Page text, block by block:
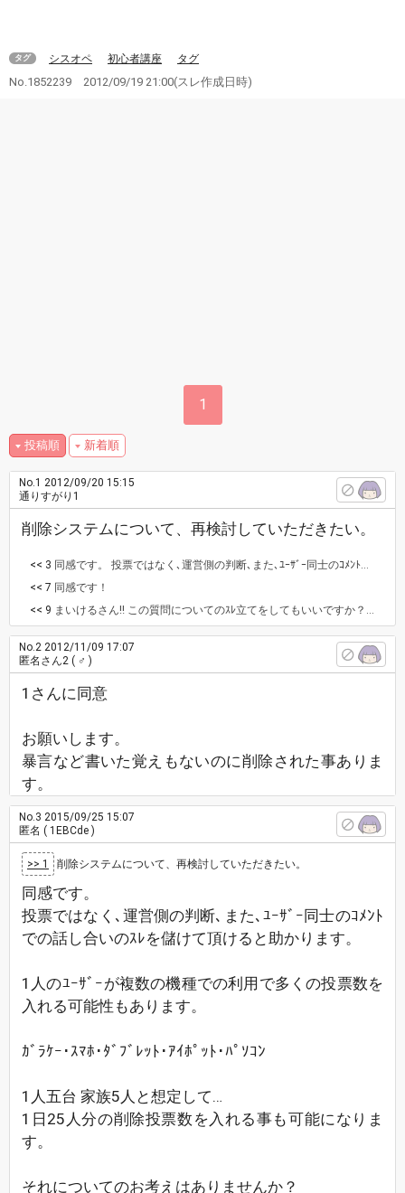
タグ シスオペ 初心者講座 タグ
No.1852239 2012/09/19 21:00(スレ作成日時)
1
投稿順 新着順
No.1 2012/09/20 15:15
通りすがり1
削除システムについて、再検討していただきたい。
<< 3 同感です。 投票ではなく､運営側の判断､また､ﾕｰｻﾞｰ同士のｺﾒﾝﾄでの話し合いのｽﾚを儲けて頂けると助かります。 1人のﾕｰｻﾞｰが複数の機種での利用で多くの投票数を入れる可能性もあります。 ｶﾞﾗｹｰ･ｽﾏﾎ･ﾀﾞﾌﾞﾚｯﾄ･ｱｲﾎﾟｯﾄ･ﾊﾟｿｺﾝ 1人五台 家族5人と想定して… 1日25人分の削除投票数を入れる事も可能になります。 それについてのお考えはありませんか？
<< 7 同感です！
<< 9 まいけるさん‼ この質問についてのｽﾚ立てをしてもいいですか？ もしくは署名で要望ｽﾚ立てをしてもいいですか？ ⤴後者の質問はﾍﾟﾅﾙﾃｨになってしまいますか？ 実行する前に教えて下さると助かります‼
No.2 2012/11/09 17:07
匿名さん2 ( ♂ )
1さんに同意
お願いします。
暴言など書いた覚えもないのに削除された事ありま
す。
No.3 2015/09/25 15:07
匿名 ( 1EBCde )
>> 1 削除システムについて、再検討していただきたい。
同感です。
投票ではなく､運営側の判断､また､ﾕｰｻﾞｰ同士のｺﾒﾝﾄ
での話し合いのｽﾚを儲けて頂けると助かります。
1人のﾕｰｻﾞｰが複数の機種での利用で多くの投票数を
入れる可能性もあります。
ｶﾞﾗｹｰ･ｽﾏﾎ･ﾀﾞﾌﾞﾚｯﾄ･ｱｲﾎﾟｯﾄ･ﾊﾟｿｺﾝ
1人五台 家族5人と想定して…
1日25人分の削除投票数を入れる事も可能になりま
す。
それについてのお考えはありませんか？